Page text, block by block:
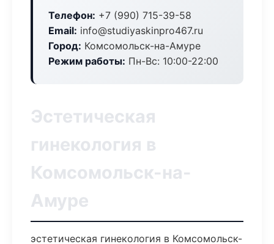
Телефон: +7 (990) 715-39-58
Email: info@studiyaskinpro467.ru
Город: Комсомольск-на-Амуре
Режим работы: Пн-Вс: 10:00-22:00
Эстетическая
гинекология в
Комсомольск-на-
Амуре
эстетическая гинекология в Комсомольск-